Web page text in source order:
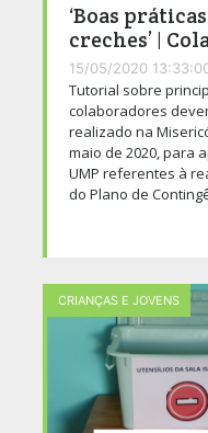
‘Boas
creches’ |
15/05/2020
Tutorial sobre
colaboradores devem ter. Este
realizado na
maio de 2020, para
UMP referentes à
do Plano de
CRIANÇAS E JOVENS